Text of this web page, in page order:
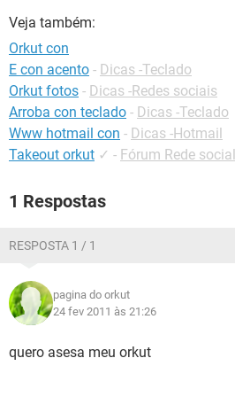
Veja também:
Orkut con
E con acento - Dicas -Teclado
Orkut fotos - Dicas -Redes sociais
Arroba con teclado - Dicas -Teclado
Www hotmail con - Dicas -Hotmail
Takeout orkut ✓ - Fórum Rede social
1 Respostas
RESPOSTA 1 / 1
pagina do orkut
24 fev 2011 às 21:26
quero asesa meu orkut